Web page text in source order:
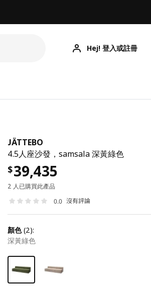
Hej! 登入或註冊
JÄTTEBO
4.5人座沙發，samsala 深黃綠色
$39,435
2 人已購買此產品
0.0 沒有評論
顏色(2):
深黃綠色